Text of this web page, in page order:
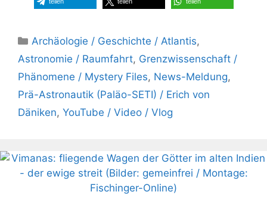
Kategorien
Archäologie / Geschichte / Atlantis,
Astronomie / Raumfahrt, Grenzwissenschaft /
Phänomene / Mystery Files, News-Meldung,
Prä-Astronautik (Paläo-SETI) / Erich von
Däniken, YouTube / Video / Vlog